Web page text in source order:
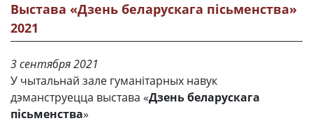
Выстава «Дзень беларускага пісьменства»
2021
3 сентября 2021
У чытальнай зале гуманітарных навук
дэманструецца выстава «Дзень беларускага
пісьменства»